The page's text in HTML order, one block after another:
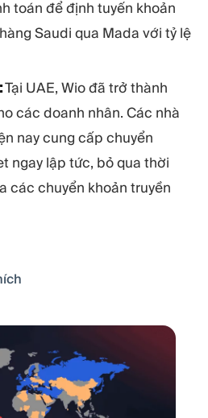
toán để định tuyến khoản
Saudi qua Mada với tỷ lệ
Tại UAE, Wio đã trở thành
các doanh nhân. Các nhà
nay cung cấp chuyển
ngay lập tức, bỏ qua thời
các chuyển khoản truyền